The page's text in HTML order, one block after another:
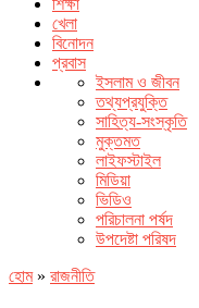
শিক্ষা
খেলা
বিনোদন
প্রবাস
ইসলাম ও জীবন
তথ্যপ্রযুক্তি
সাহিত্য-সংস্কৃতি
মুক্তমত
লাইফস্টাইল
মিডিয়া
ভিডিও
পরিচালনা পর্ষদ
উপদেষ্টা পরিষদ
হোম» রাজনীতি